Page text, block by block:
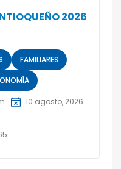
2026
FAMILIARES
10 agosto, 2026